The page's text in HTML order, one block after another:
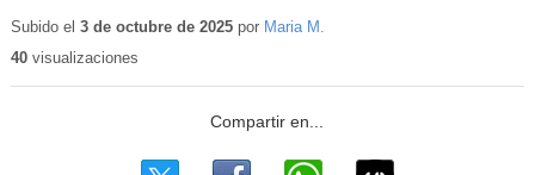
Subido el 3 de octubre de 2025por Maria M.
40visualizaciones